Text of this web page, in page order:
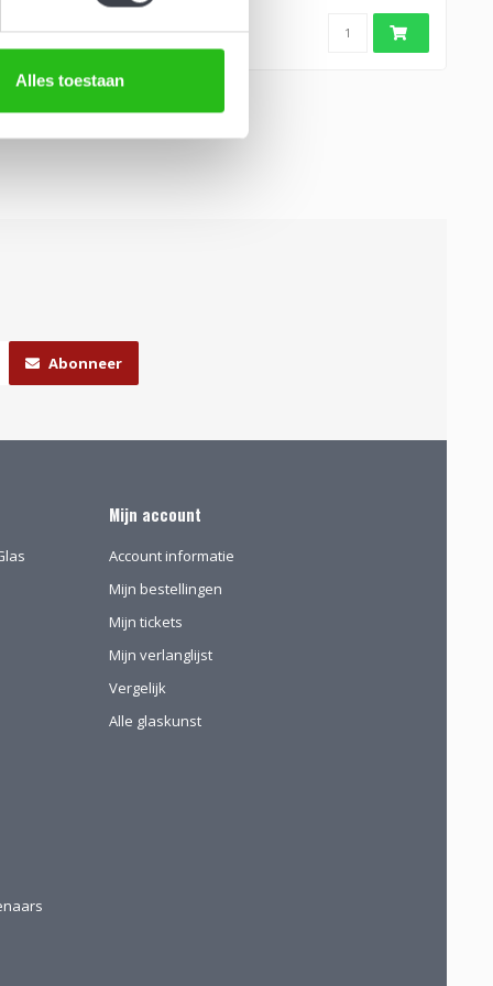
Alles toestaan
Abonneer
Mijn account
Account informatie
Mijn bestellingen
Mijn tickets
Mijn verlanglijst
Vergelijk
Alle glaskunst